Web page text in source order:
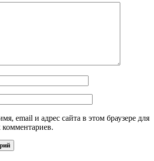
email и адрес сайта в этом браузере для